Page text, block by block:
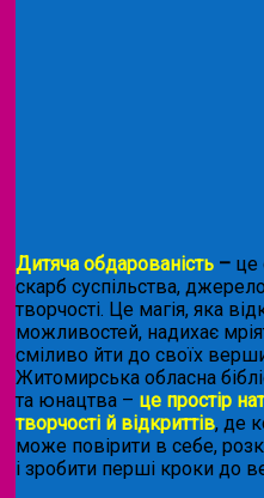
Дитяча обдарованість – це
скарб суспільства,
творчості. Це магія, яка
можливостей, надихає
сміливо йти до своїх
Житомирська обласна
та юнацтва – це простір
творчості й відкриттів, де
може повірити в себе,
і зробити перші кроки до